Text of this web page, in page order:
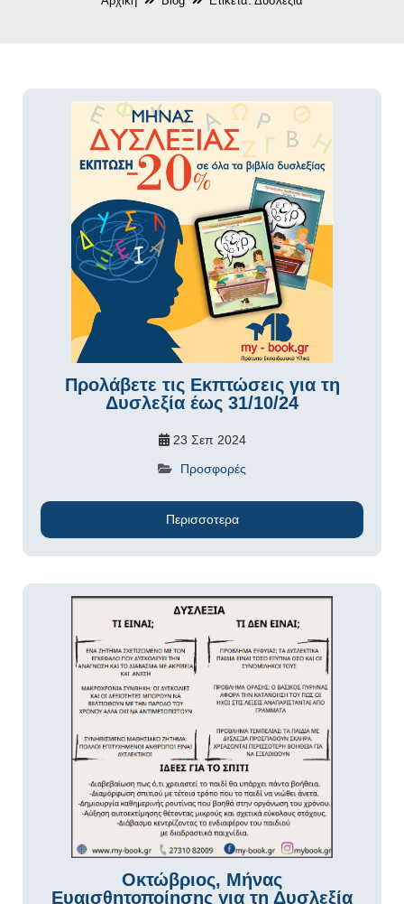
Προλάβετε τις Εκπτώσεις για τη
Δυσλεξία έως 31/10/24
23 Σεπ 2024
Προσφορές
Περισσοτερα
Οκτώβριος, Μήνας
Ευαισθητοποίησης για τη Δυσλεξία